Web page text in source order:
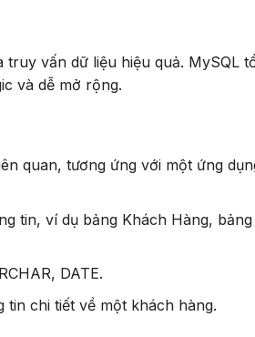
vấn dữ liệu hiệu quả. MySQL
và dễ mở rộng.
quan, tương ứng với một ứng
tin, ví dụ bảng Khách Hàng,
DATE.
chi tiết về một khách hàng.